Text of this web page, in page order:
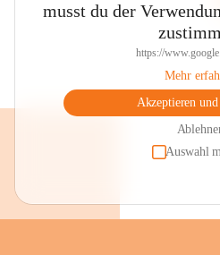
musst du der
https://
Mehr
Akzeptieren und
Auswahl